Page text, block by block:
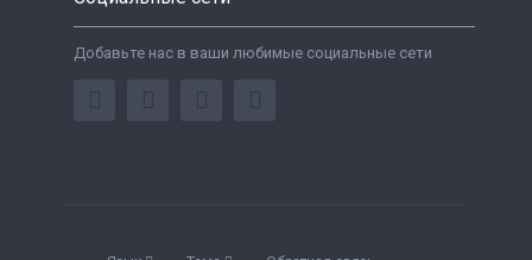
Добавьте нас в ваши любимые социальные сети